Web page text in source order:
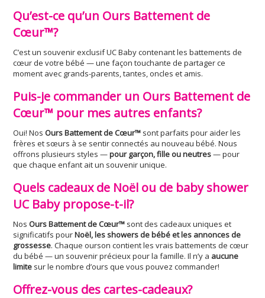
Qu’est-ce qu’un Ours Battement de
Cœur™?
C’est un souvenir exclusif UC Baby contenant les battements de
cœur de votre bébé — une façon touchante de partager ce
moment avec grands-parents, tantes, oncles et amis.
Puis-je commander un Ours Battement de
Cœur™ pour mes autres enfants?
Oui! NosOurs Battement de Cœur™ sont parfaits pour aider les
frères et sœurs à se sentir connectés au nouveau bébé. Nous
offrons plusieurs styles —pour garçon, fille ou neutres— pour
que chaque enfant ait un souvenir unique.
Quels cadeaux de Noël ou de baby shower
UC Baby propose-t-il?
NosOurs Battement de Cœur™ sont des cadeaux uniques et
significatifs pourNoël, les showers de bébé et les annonces de
grossesse. Chaque ourson contient les vrais battements de cœur
du bébé — un souvenir précieux pour la famille. Il n’y a aucune
limite sur le nombre d’ours que vous pouvez commander!
Offrez-vous des cartes-cadeaux?